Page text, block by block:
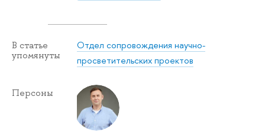
В статье
упомянуты
Отдел сопровождения научно-
просветительских проектов
Персоны